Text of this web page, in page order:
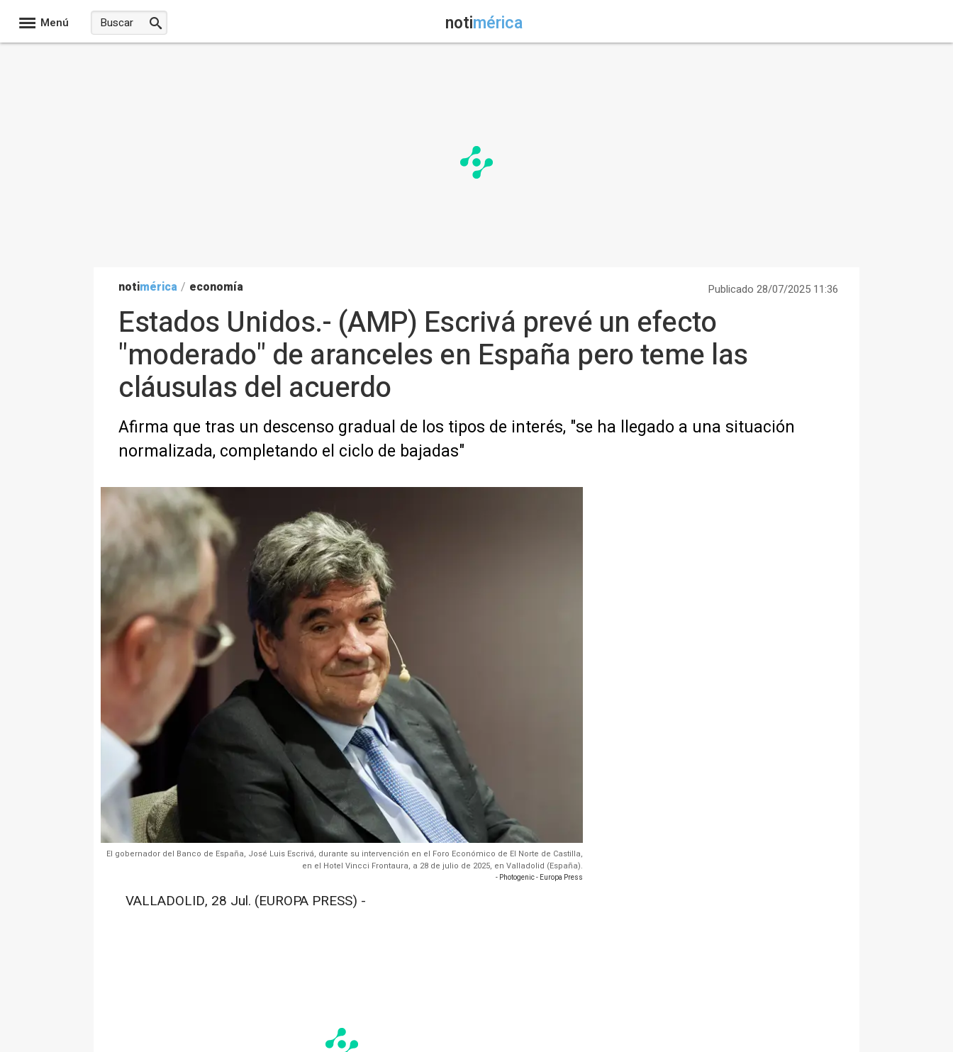
Menú notimérica
notimérica / economía Publicado 28/07/2025 11:36
Estados Unidos.- (AMP) Escrivá prevé un efecto
"moderado" de aranceles en España pero teme las
cláusulas del acuerdo
Afirma que tras un descenso gradual de los tipos de interés, "se ha llegado a una situación
normalizada, completando el ciclo de bajadas"
El gobernador del Banco de España, José Luis Escrivá, durante su intervención en el Foro Económico de El Norte de Castilla,
en el Hotel Vincci Frontaura, a 28 de julio de 2025, en Valladolid (España).
- Photogenic - Europa Press
VALLADOLID, 28 Jul. (EUROPA PRESS) -